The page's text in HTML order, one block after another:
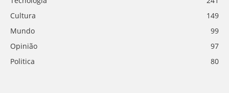
Cultura
149
Mundo
99
Opinião
97
Politica
80